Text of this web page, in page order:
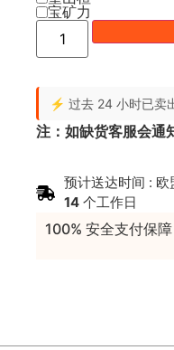
宝矿力
⚡ 过去 24 小时已卖
注：如缺货客服会通
预计送达时间 : 欧
14 个工作日
100% 安全支付保